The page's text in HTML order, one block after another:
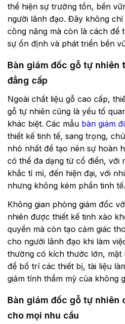
thể hiện sự trường tồn, bền
người lãnh đạo. Đây không
công năng mà còn là cách để
sự ổn định và phát triển bền
Bàn giám đốc gỗ tự nhiên
đẳng cấp
Ngoài chất liệu gỗ cao cấp,
gỗ tự nhiên cũng là yếu tố
khác biệt. Các mẫu bàn giám
thiết kế tinh tế, sang trọng,
nhỏ nhất để tạo nên sự hoàn
có thể đa dạng từ cổ điển, với
khắc tỉ mỉ, đến hiện đại, với
nhưng không kém phần tinh tế.
Không gian phòng giám đốc
nhiên được thiết kế tinh xảo
quyền mà còn tạo cảm giác
cho người lãnh đạo khi làm
thường có kích thước lớn, mặt
để bố trí các thiết bị, tài liệu
giảm tính thẩm mỹ của không
Bàn giám đốc gỗ tự nhiên
cho mọi nhu cầu